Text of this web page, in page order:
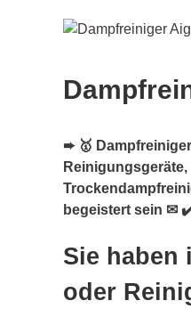
➨ 🥇
begeistert sein ✉
Sie haben
oder